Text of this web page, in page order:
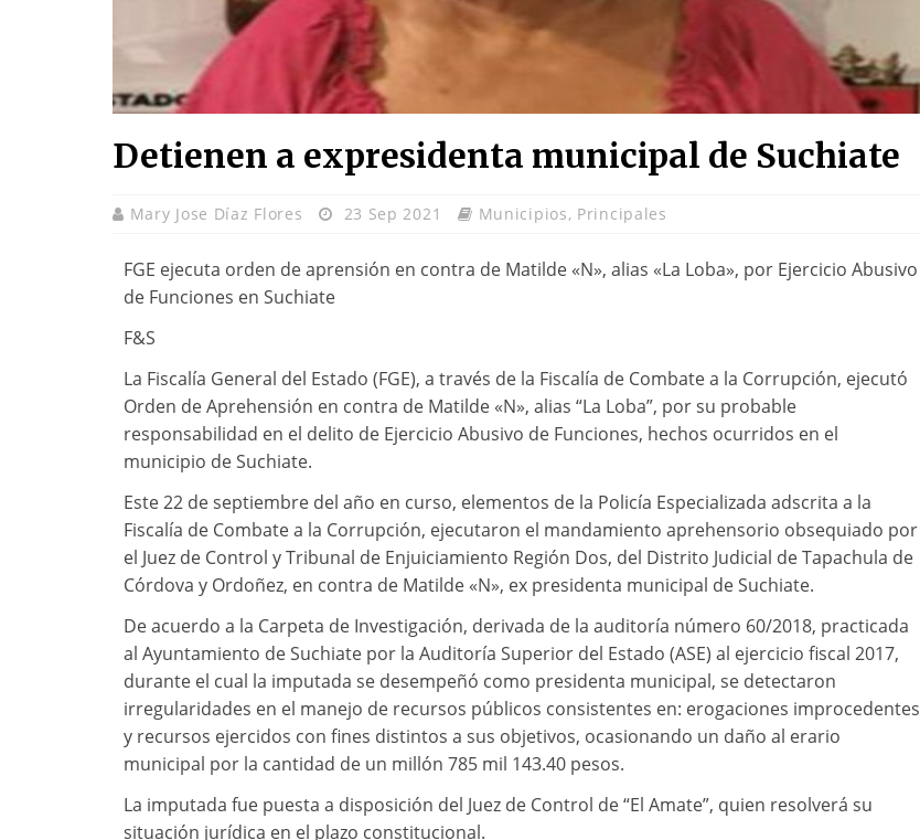
Detienen a expresidenta municipal de Suchiate
Mary Jose Díaz Flores 23 Sep 2021 Municipios, Principales
FGE ejecuta orden de aprensión en contra de Matilde «N», alias «La Loba», por Ejercicio Abusivo
de Funciones en Suchiate
F&S
La Fiscalía General del Estado (FGE), a través de la Fiscalía de Combate a la Corrupción, ejecutó
Orden de Aprehensión en contra de Matilde «N», alias “La Loba”, por su probable
responsabilidad en el delito de Ejercicio Abusivo de Funciones, hechos ocurridos en el
municipio de Suchiate.
Este 22 de septiembre del año en curso, elementos de la Policía Especializada adscrita a la
Fiscalía de Combate a la Corrupción, ejecutaron el mandamiento aprehensorio obsequiado por
el Juez de Control y Tribunal de Enjuiciamiento Región Dos, del Distrito Judicial de Tapachula de
Córdova y Ordoñez, en contra de Matilde «N», ex presidenta municipal de Suchiate.
De acuerdo a la Carpeta de Investigación, derivada de la auditoría número 60/2018, practicada
al Ayuntamiento de Suchiate por la Auditoría Superior del Estado (ASE) al ejercicio fiscal 2017,
durante el cual la imputada se desempeñó como presidenta municipal, se detectaron
irregularidades en el manejo de recursos públicos consistentes en: erogaciones improcedentes
y recursos ejercidos con fines distintos a sus objetivos, ocasionando un daño al erario
municipal por la cantidad de un millón 785 mil 143.40 pesos.
La imputada fue puesta a disposición del Juez de Control de “El Amate”, quien resolverá su
situación jurídica en el plazo constitucional.